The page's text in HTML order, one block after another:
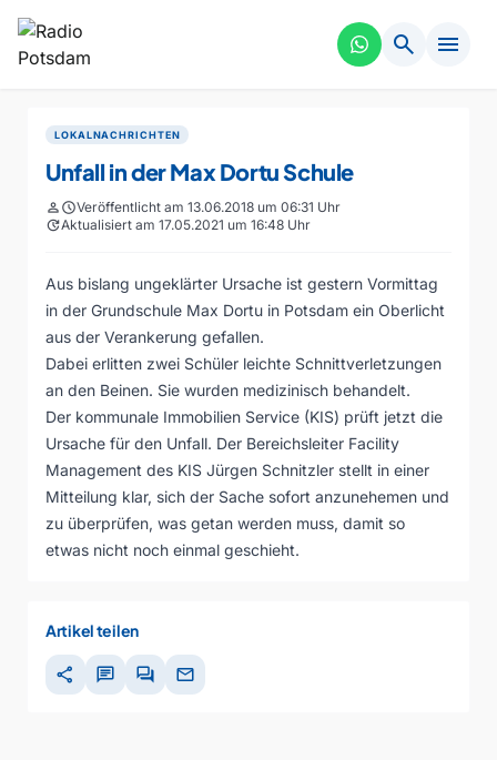
search menu
LOKALNACHRICHTEN
Unfall in der Max Dortu Schule
personscheduleVeröffentlicht am 13.06.2018 um 06:31 Uhr
updateAktualisiert am 17.05.2021 um 16:48 Uhr
Aus bislang ungeklärter Ursache ist gestern Vormittag
in der Grundschule Max Dortu in Potsdam ein Oberlicht
aus der Verankerung gefallen.
Dabei erlitten zwei Schüler leichte Schnittverletzungen
an den Beinen. Sie wurden medizinisch behandelt.
Der kommunale Immobilien Service (KIS) prüft jetzt die
Ursache für den Unfall. Der Bereichsleiter Facility
Management des KIS Jürgen Schnitzler stellt in einer
Mitteilung klar, sich der Sache sofort anzunehemen und
zu überprüfen, was getan werden muss, damit so
etwas nicht noch einmal geschieht.
Artikel teilen
share chat forum mail